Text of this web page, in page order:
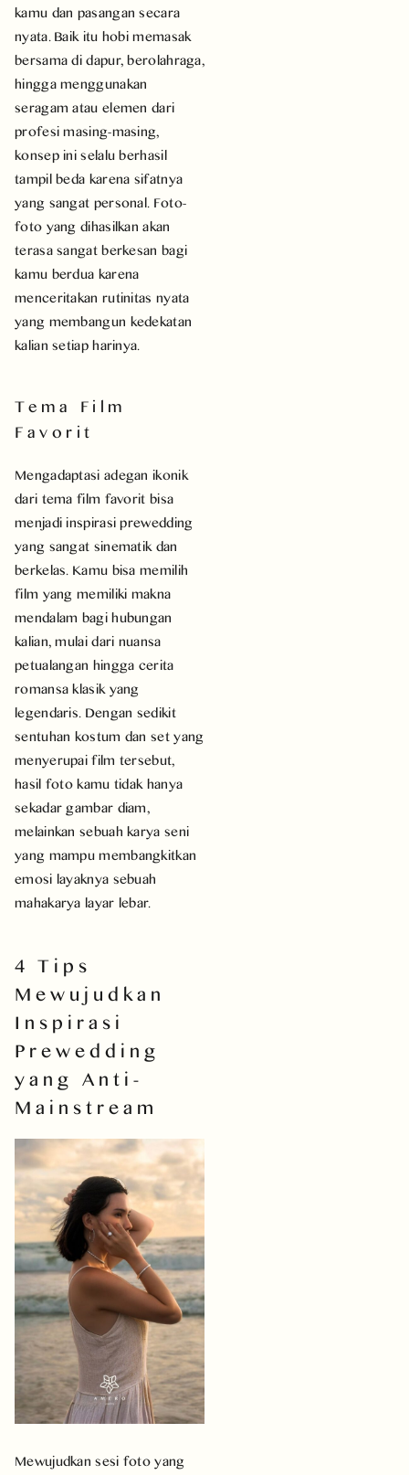
kamu dan pasangan secara
nyata. Baik itu hobi memasak
bersama di dapur, berolahraga,
hingga menggunakan
seragam atau elemen dari
profesi masing-masing,
konsep ini selalu berhasil
tampil beda karena sifatnya
yang sangat personal. Foto-
foto yang dihasilkan akan
terasa sangat berkesan bagi
kamu berdua karena
menceritakan rutinitas nyata
yang membangun kedekatan
kalian setiap harinya.
Tema Film
Favorit
Mengadaptasi adegan ikonik
dari tema film favorit bisa
menjadi inspirasi prewedding
yang sangat sinematik dan
berkelas. Kamu bisa memilih
film yang memiliki makna
mendalam bagi hubungan
kalian, mulai dari nuansa
petualangan hingga cerita
romansa klasik yang
legendaris. Dengan sedikit
sentuhan kostum dan set yang
menyerupai film tersebut,
hasil foto kamu tidak hanya
sekadar gambar diam,
melainkan sebuah karya seni
yang mampu membangkitkan
emosi layaknya sebuah
mahakarya layar lebar.
4 Tips
Mewujudkan
Inspirasi
Prewedding
yang Anti-
Mainstream
Mewujudkan sesi foto yang